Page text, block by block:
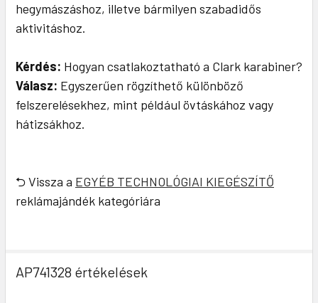
hegymászáshoz, illetve bármilyen szabadidős
aktivitáshoz.
Kérdés: Hogyan csatlakoztatható a Clark karabiner?
Válasz: Egyszerűen rögzíthető különböző
felszerelésekhez, mint például övtáskához vagy
hátizsákhoz.
⮌ Vissza a EGYÉB TECHNOLÓGIAI KIEGÉSZÍTŐ
reklámajándék kategóriára
AP741328 értékelések